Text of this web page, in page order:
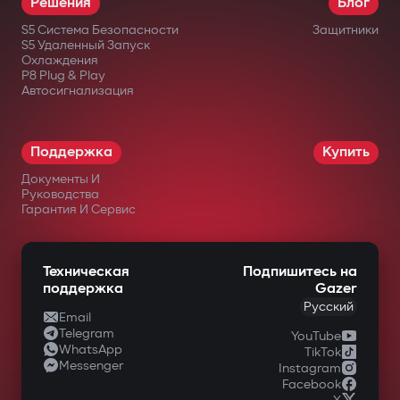
в официальных интернет-магазинах
Gazer;
в крупных сетях электроники;
в специализированных магазинах
автомобильной техники.
месяцев.
S5 Система Безопасности
S5 Удаленный Запуск
Охлаждения
P8 Plug & Play
Автосигнализация
Защитники
Поддержка
Документы И
Руководства
Гарантия И Сервис
Купить
Техническая
поддержка
Email
Telegram
WhatsApp
Messenger
Подпишитесь на
Gazer
Русский
YouTube
TikTok
Instagram
Facebook